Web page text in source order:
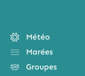
Météo
Marées
Groupes